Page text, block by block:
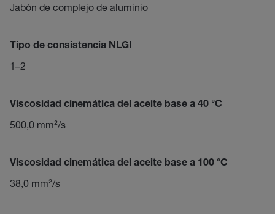
Jabón de complejo de aluminio
Tipo de consistencia NLGI
1–2
Viscosidad cinemática del aceite base a 40 °C
500,0 mm²/s
Viscosidad cinemática del aceite base a 100 °C
38,0 mm²/s